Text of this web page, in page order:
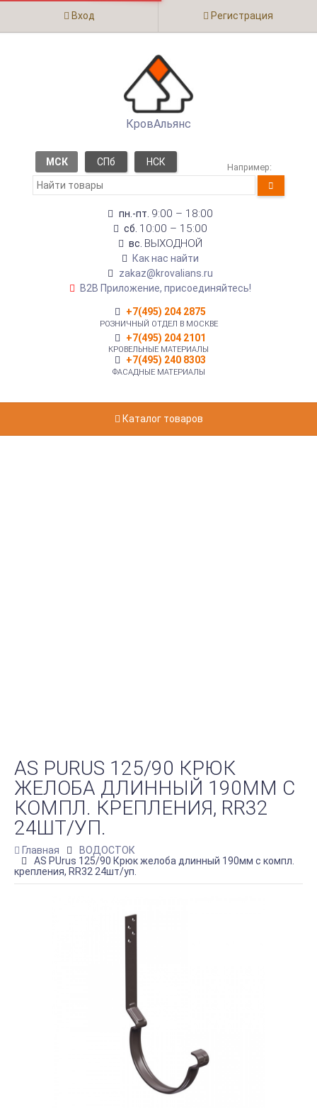
Вход Регистрация
КровАльянс
МСК СПб НСК Например:
пн.-пт. 9:00 – 18:00
сб. 10:00 – 15:00
вс. ВЫХОДНОЙ
Как нас найти
zakaz@krovalians.ru
B2B Приложение, присоединяйтесь!
+7(495) 204 2875
РОЗНИЧНЫЙ ОТДЕЛ В МОСКВЕ
+7(495) 204 2101
КРОВЕЛЬНЫЕ МАТЕРИАЛЫ
+7(495) 240 8303
ФАСАДНЫЕ МАТЕРИАЛЫ
Каталог товаров
AS PURUS 125/90 КРЮК
ЖЕЛОБА ДЛИННЫЙ 190ММ С
КОМПЛ. КРЕПЛЕНИЯ, RR32
24ШТ/УП.
Главная
ВОДОСТОК
AS PUrus 125/90 Крюк желоба длинный 190мм с компл.
крепления, RR32 24шт/уп.